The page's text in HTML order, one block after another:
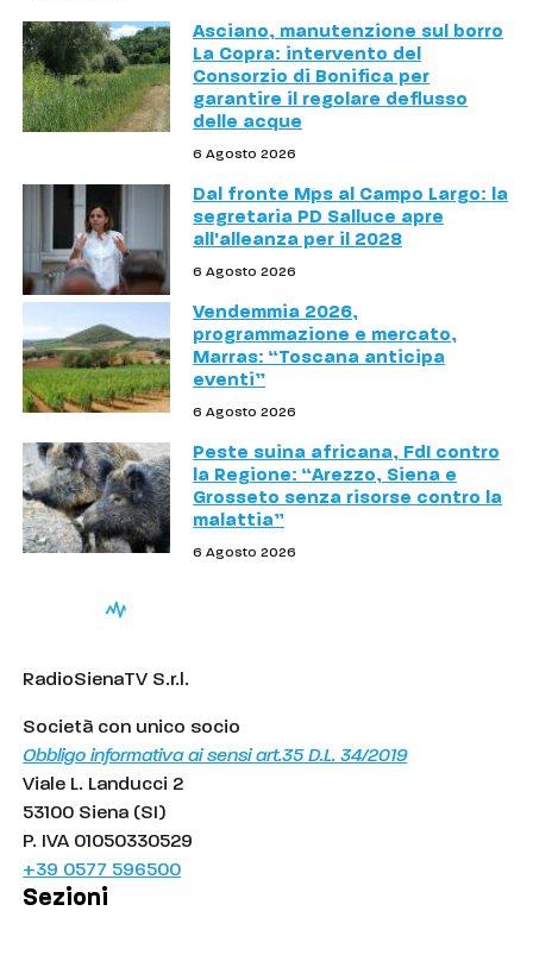
Asciano, manutenzione sul borro
La Copra: intervento del
Consorzio di Bonifica per
garantire il regolare deflusso
delle acque
6 Agosto 2026
Dal fronte Mps al Campo Largo: la
segretaria PD Salluce apre
all'alleanza per il 2028
6 Agosto 2026
Vendemmia 2026,
programmazione e mercato,
Marras: “Toscana anticipa
eventi”
6 Agosto 2026
Peste suina africana, FdI contro
la Regione: “Arezzo, Siena e
Grosseto senza risorse contro la
malattia”
6 Agosto 2026
RadioSienaTV S.r.l.
Società con unico socio
Obbligo informativa ai sensi art.35 D.L. 34/2019
Viale L. Landucci 2
53100 Siena (SI)
P. IVA 01050330529
+39 0577 596500
Sezioni